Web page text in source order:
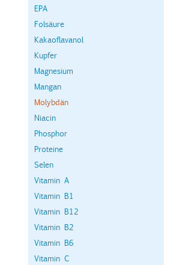
EPA
Folsäure
Kakaoflavanol
Kupfer
Magnesium
Mangan
Molybdän
Niacin
Phosphor
Proteine
Selen
Vitamin A
Vitamin B1
Vitamin B12
Vitamin B2
Vitamin B6
Vitamin C